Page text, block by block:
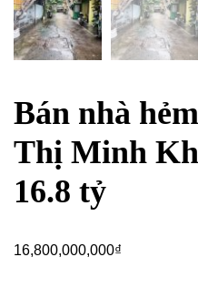
Bán nhà
Thị Minh
16.8 tỷ
16,800,000,000₫